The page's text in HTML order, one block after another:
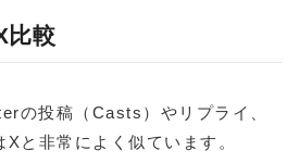
比較
の投稿（Casts）やリプライ、
と非常によく似ています。